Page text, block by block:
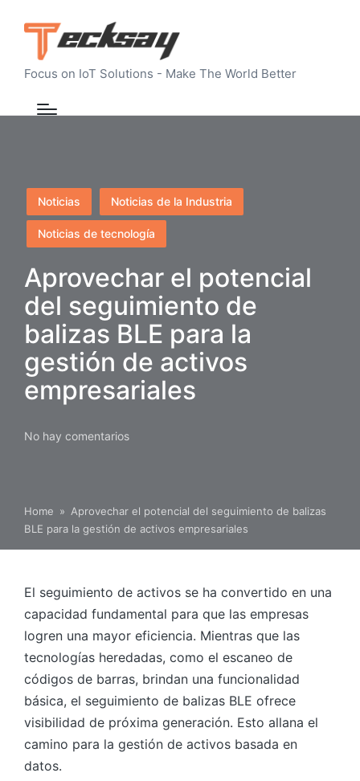
Focus on IoT Solutions - Make The World Better
Publicado
en
Noticias Noticias de la Industria
Noticias de tecnología
Aprovechar el potencial
del seguimiento de
balizas BLE para la
gestión de activos
empresariales
No hay comentarios
Home » Aprovechar el potencial del seguimiento de balizas
BLE para la gestión de activos empresariales
El seguimiento de activos se ha convertido en una
capacidad fundamental para que las empresas
logren una mayor eficiencia. Mientras que las
tecnologías heredadas, como el escaneo de
códigos de barras, brindan una funcionalidad
básica, el seguimiento de balizas BLE ofrece
visibilidad de próxima generación. Esto allana el
camino para la gestión de activos basada en
datos.